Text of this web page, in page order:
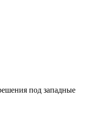
под западные